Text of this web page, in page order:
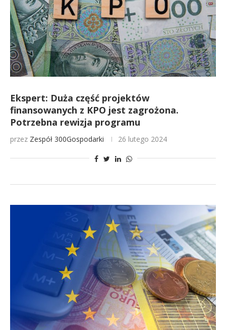
Ekspert: Duża część projektów
finansowanych z KPO jest zagrożona.
Potrzebna rewizja programu
przez Zespół 300Gospodarki 26 lutego 2024